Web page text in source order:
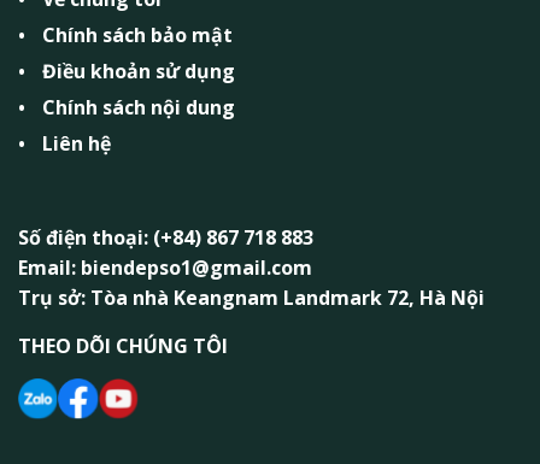
Chính sách bảo mật
Điều khoản sử dụng
Chính sách nội dung
Liên hệ
Số điện thoại: (+84) 867 718 883
Email: biendepso1@gmail.com
Trụ sở: Tòa nhà Keangnam Landmark 72, Hà Nội
THEO DÕI CHÚNG TÔI